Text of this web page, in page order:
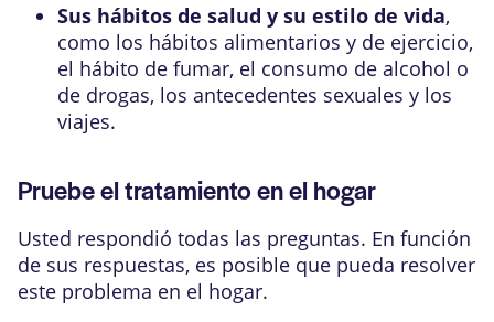
Sus hábitos de salud y su estilo de vida,
como los hábitos alimentarios y de ejercicio,
el hábito de fumar, el consumo de alcohol o
de drogas, los antecedentes sexuales y los
viajes.
Pruebe el tratamiento en el hogar
Usted respondió todas las preguntas. En función
de sus respuestas, es posible que pueda resolver
este problema en el hogar.